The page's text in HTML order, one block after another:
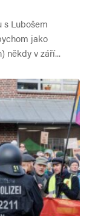
s Lubošem
jako
někdy v září...